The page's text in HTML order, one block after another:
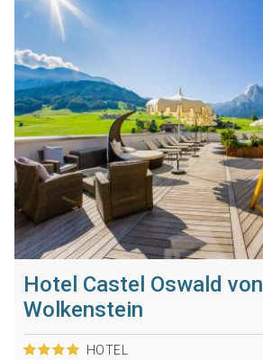
Hotel Castel Oswald von
Wolkenstein
HOTEL